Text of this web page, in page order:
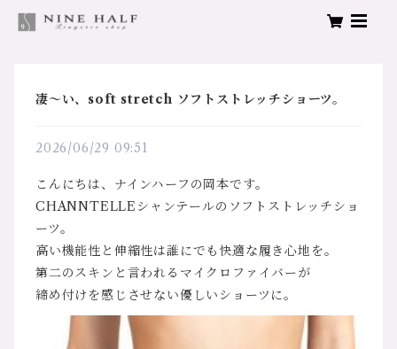
凄～い、soft stretch ソフトストレッチショーツ。
2026/06/29 09:51
こんにちは、ナインハーフの岡本です。
CHANNTELLEシャンテールのソフトストレッチショ
ーツ。
高い機能性と伸縮性は誰にでも快適な履き心地を。
第二のスキンと言われるマイクロファイバーが
締め付けを感じさせない優しいショーツに。